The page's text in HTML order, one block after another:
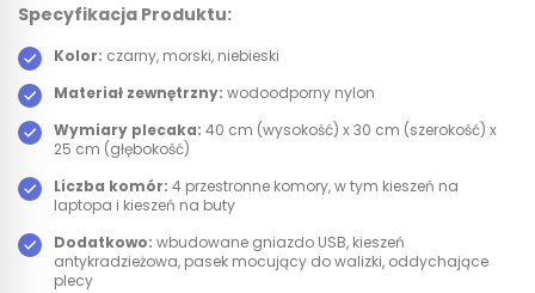
Specyfikacja Produktu:
Kolor: czarny, morski, niebieski
Materiał zewnętrzny: wodoodporny nylon
Wymiary plecaka: 40 cm (wysokość) x 30 cm (szerokość) x
25 cm (głębokość)
Liczba komór: 4 przestronne komory, w tym kieszeń na
laptopa i kieszeń na buty
Dodatkowo: wbudowane gniazdo USB, kieszeń
antykradzieżowa, pasek mocujący do walizki, oddychające
plecy